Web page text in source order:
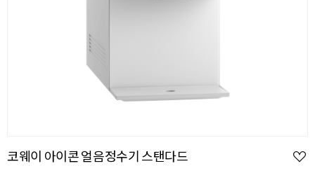
코웨이 아이콘 얼음정수기 스탠다드